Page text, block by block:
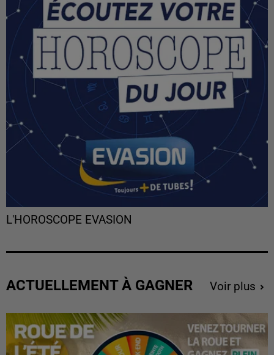
L'HOROSCOPE EVASION
ACTUELLEMENT À GAGNER Voir plus